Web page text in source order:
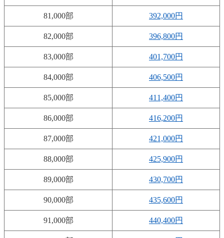
81,000部 392,000円
82,000部 396,800円
83,000部 401,700円
84,000部 406,500円
85,000部 411,400円
86,000部 416,200円
87,000部 421,000円
88,000部 425,900円
89,000部 430,700円
90,000部 435,600円
91,000部 440,400円